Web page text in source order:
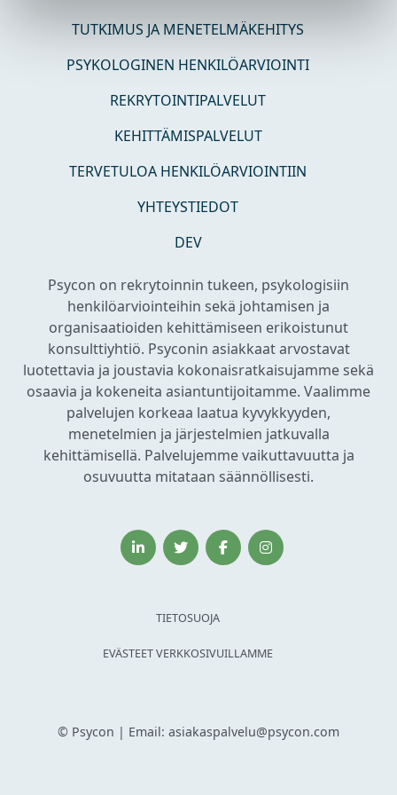
TUTKIMUS JA MENETELMÄKEHITYS
PSYKOLOGINEN HENKILÖARVIOINTI
REKRYTOINTIPALVELUT
KEHITTÄMISPALVELUT
TERVETULOA HENKILÖARVIOINTIIN
YHTEYSTIEDOT
DEV
Psycon on rekrytoinnin tukeen, psykologisiin
henkilöarviointeihin sekä johtamisen ja
organisaatioiden kehittämiseen erikoistunut
konsulttiyhtiö. Psyconin asiakkaat arvostavat
luotettavia ja joustavia kokonaisratkaisujamme sekä
osaavia ja kokeneita asiantuntijoitamme. Vaalimme
palvelujen korkeaa laatua kyvykkyyden,
menetelmien ja järjestelmien jatkuvalla
kehittämisellä. Palvelujemme vaikuttavuutta ja
osuvuutta mitataan säännöllisesti.
TIETOSUOJA
EVÄSTEET VERKKOSIVUILLAMME
© Psycon | Email: asiakaspalvelu@psycon.com